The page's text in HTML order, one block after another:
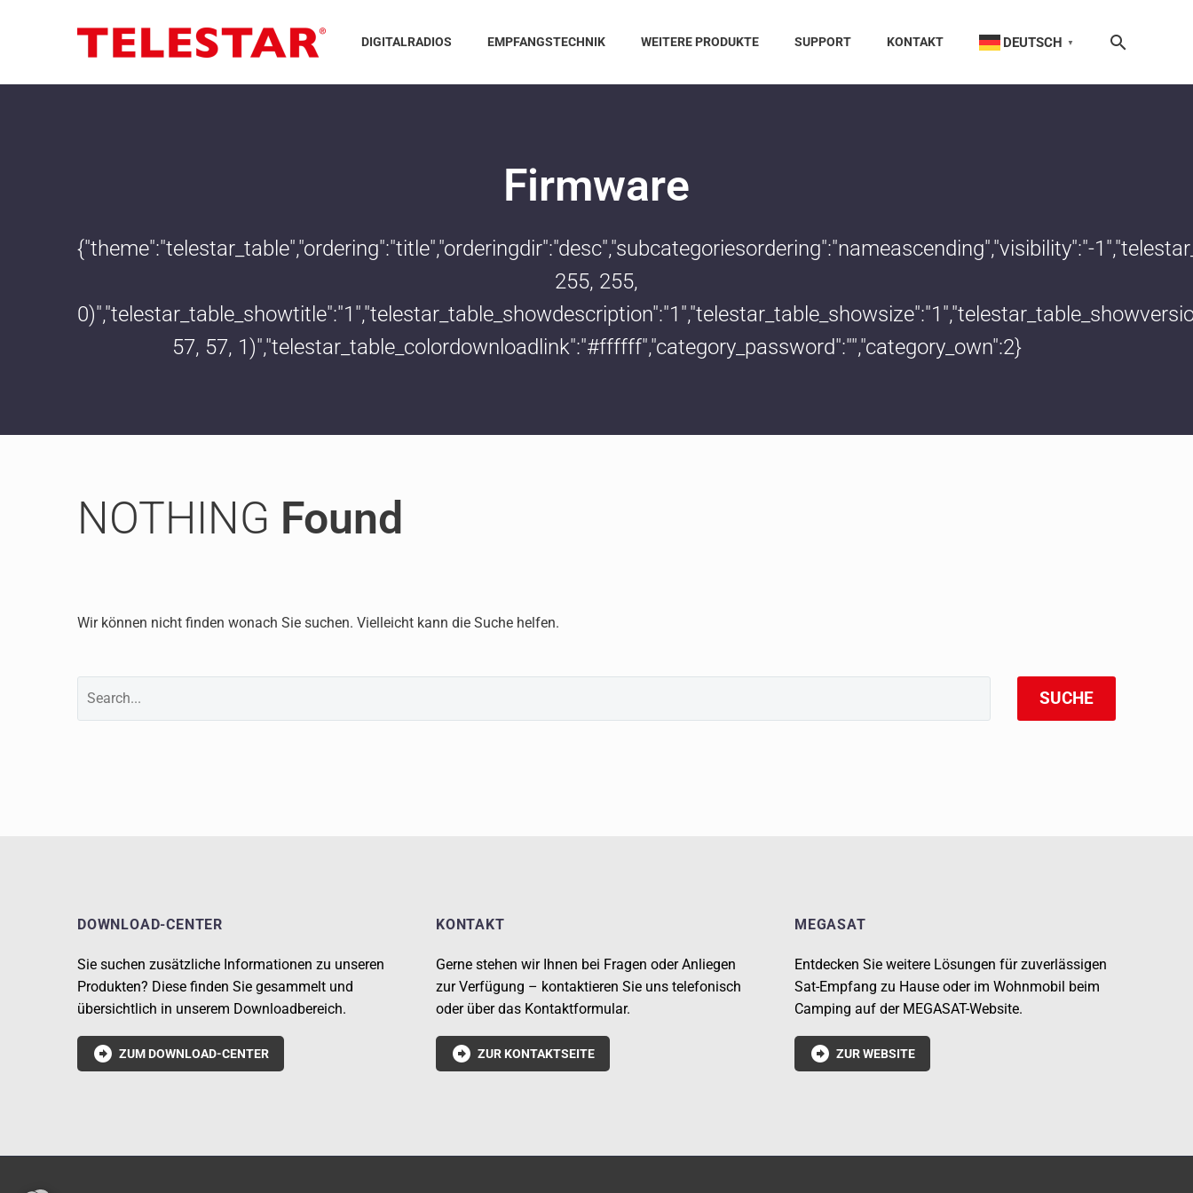
DIGITALRADIOS EMPFANGSTECHNIK WEITERE PRODUKTE SUPPORT KONTAKT DEUTSCH ▼
Firmware
{"theme":"telestar_table","ordering":"title","orderingdir":"desc","subcategoriesordering":"nameascending","visibility":"-
255, 255,
57, 57, 1)","telestar_table_colordownloadlink":"#ffffff","category_password":"","category_own":2}
NOTHING Found
Wir können nicht finden wonach Sie suchen. Vielleicht kann die Suche helfen.
SUCHE
DOWNLOAD-CENTER
Sie suchen zusätzliche Informationen zu unseren
Produkten? Diese finden Sie gesammelt und
übersichtlich in unserem Downloadbereich.
 ZUM DOWNLOAD-CENTER
KONTAKT
Gerne stehen wir Ihnen bei Fragen oder Anliegen
zur Verfügung – kontaktieren Sie uns telefonisch
oder über das Kontaktformular.
 ZUR KONTAKTSEITE
MEGASAT
Entdecken Sie weitere Lösungen für zuverlässigen
Sat-Empfang zu Hause oder im Wohnmobil beim
Camping auf der MEGASAT-Website.
 ZUR WEBSITE